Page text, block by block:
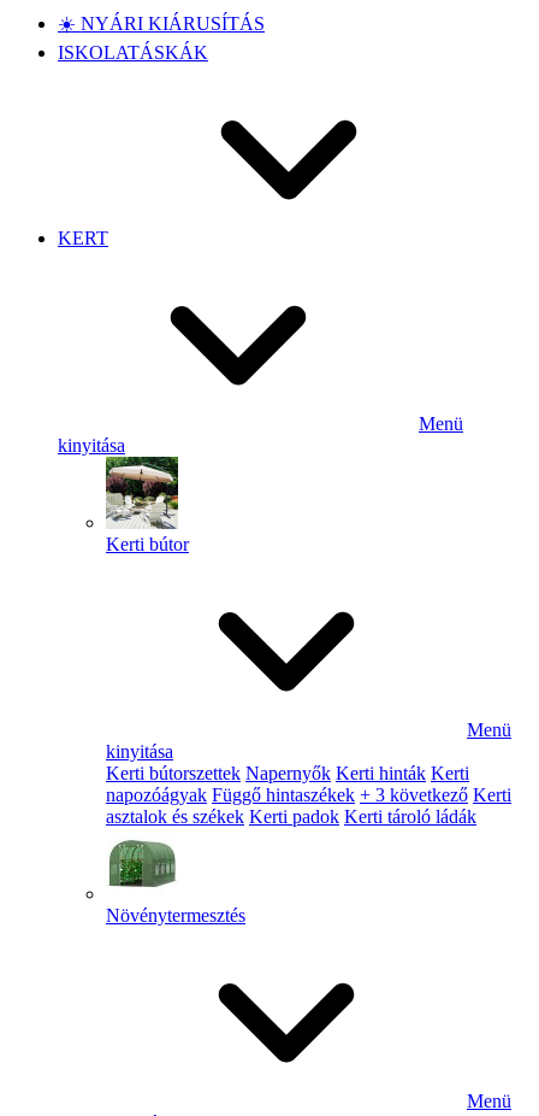
☀️ NYÁRI KIÁRUSÍTÁS
ISKOLATÁSKÁK
KERT
Menü
kinyitása
Kerti bútor
Menü
kinyitása
Kerti bútorszettek Napernyők Kerti hinták Kerti
napozóágyak Függő hintaszékek + 3 következő Kerti
asztalok és székek Kerti padok Kerti tároló ládák
Növénytermesztés
Menü